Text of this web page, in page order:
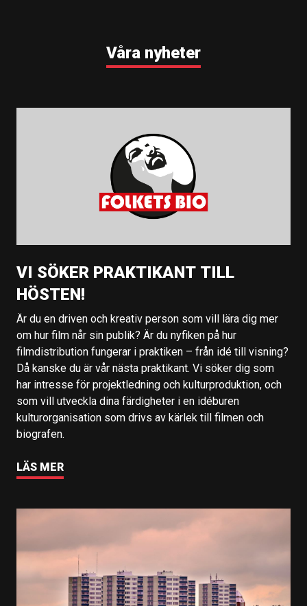
Våra nyheter
VI SÖKER PRAKTIKANT TILL
HÖSTEN!
Är du en driven och kreativ person som vill lära dig mer
om hur film når sin publik? Är du nyfiken på hur
filmdistribution fungerar i praktiken – från idé till visning?
Då kanske du är vår nästa praktikant. Vi söker dig som
har intresse för projektledning och kulturproduktion, och
som vill utveckla dina färdigheter i en idéburen
kulturorganisation som drivs av kärlek till filmen och
biografen.
LÄS MER